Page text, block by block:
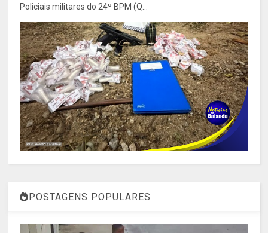
Policiais militares do 24º BPM (Q...
POSTAGENS POPULARES